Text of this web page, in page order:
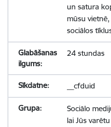
un satura
mūsu
sociālos
24 stundas
__cfduid
Sociālo
lai Jūs